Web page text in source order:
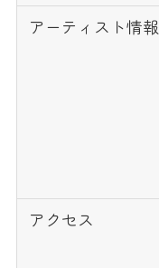
アーティスト情報
アクセス